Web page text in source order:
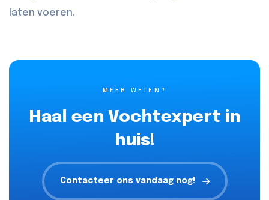
laten voeren.
MEER WETEN?
Haal een Vochtexpert in
huis!
Contacteer ons vandaag nog!